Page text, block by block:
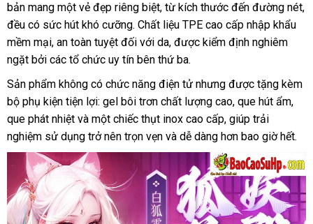
bản mang một vẻ đẹp riêng biệt, từ kích thước đến đường nét,
đều có sức hút khó cưỡng. Chất liệu TPE cao cấp nhập khẩu
mềm mại, an toàn tuyệt đối với da, được kiểm định nghiêm
ngặt bởi các tổ chức uy tín bên thứ ba.
Sản phẩm không có chức năng điện tử nhưng được tặng kèm
bộ phụ kiện tiện lợi: gel bôi trơn chất lượng cao, que hút ẩm,
que phát nhiệt và một chiếc thụt inox cao cấp, giúp trải
nghiệm sử dụng trở nên trọn vẹn và dễ dàng hơn bao giờ hết.